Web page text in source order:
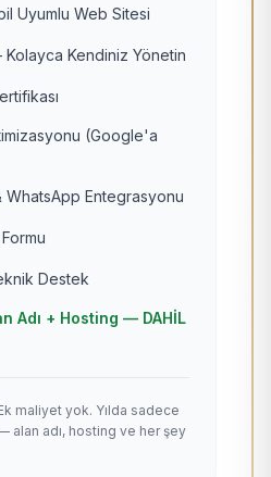
Uyumlu Web Sitesi
Kendiniz Yönetin
(Google'a
WhatsApp Entegrasyonu
Destek
Adı + Hosting — DAHİL
maliyet yok. Yılda sadece
alan adı, hosting ve her şey